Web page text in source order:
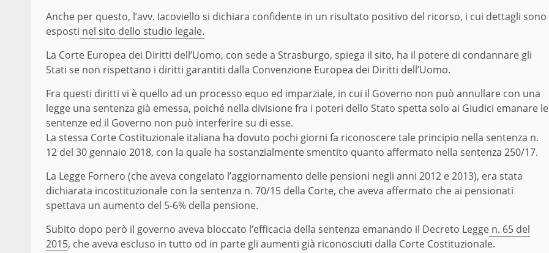
Anche per questo, l’avv. Iacoviello si dichiara confidente in un risultato positivo del ricorso, i cui dettagli sono
esposti nel sito dello studio legale.
La Corte Europea dei Diritti dell’Uomo, con sede a Strasburgo, spiega il sito, ha il potere di condannare gli
Stati se non rispettano i diritti garantiti dalla Convenzione Europea dei Diritti dell’Uomo.
Fra questi diritti vi è quello ad un processo equo ed imparziale, in cui il Governo non può annullare con una
legge una sentenza già emessa, poiché nella divisione fra i poteri dello Stato spetta solo ai Giudici emanare le
sentenze ed il Governo non può interferire su di esse.
La stessa Corte Costituzionale italiana ha dovuto pochi giorni fa riconoscere tale principio nella sentenza n.
12 del 30 gennaio 2018, con la quale ha sostanzialmente smentito quanto affermato nella sentenza 250/17.
La Legge Fornero (che aveva congelato l’aggiornamento delle pensioni negli anni 2012 e 2013), era stata
dichiarata incostituzionale con la sentenza n. 70/15 della Corte, che aveva affermato che ai pensionati
spettava un aumento del 5-6% della pensione.
Subito dopo però il governo aveva bloccato l’efficacia della sentenza emanando il Decreto Legge n. 65 del
2015, che aveva escluso in tutto od in parte gli aumenti già riconosciuti dalla Corte Costituzionale.